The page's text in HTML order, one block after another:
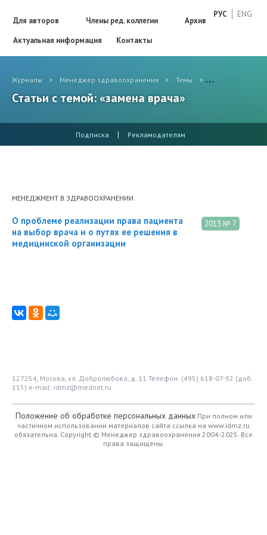
РУС ENG
Для авторов Члены ред. коллегии
Архив
Актуальная информация
Контакты
Журналы > Менеджер здравоохранения > Темы > замена врача
Статьи с темой: «замена врача»
Подписка | Рекламодателям
МЕНЕДЖМЕНТ В ЗДРАВООХРАНЕНИИ
2013 № 7
О проблеме реализации права пациента
на выбор врача и о путях ее решения в
медицинской организации
127254, Москва, ул. Добролюбова, д. 11 Телефон: (495) 618-07-92 (доб.
115) e-mail: idmz@mednet.ru
Положение об обработке персональных данныхПри полном или
частичном использовании материалов сайта ссылка на www.idmz.ru
обязательна. Copyright © Менеджер здравоохранения 2004-2025. Все
права защищены.